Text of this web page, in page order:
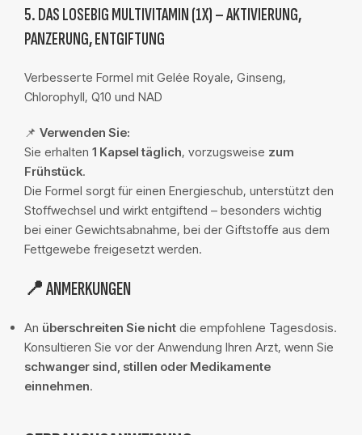
5. DAS LOSEBIG MULTIVITAMIN (1X) – AKTIVIERUNG,
PANZERUNG, ENTGIFTUNG
Verbesserte Formel mit Gelée Royale, Ginseng,
Chlorophyll, Q10 und NAD
📌 Verwenden Sie:
Sie erhalten 1 Kapsel täglich, vorzugsweise zum
Frühstück.
Die Formel sorgt für einen Energieschub, unterstützt den
Stoffwechsel und wirkt entgiftend – besonders wichtig
bei einer Gewichtsabnahme, bei der Giftstoffe aus dem
Fettgewebe freigesetzt werden.
📍 ANMERKUNGEN
An überschreiten Sie nicht die empfohlene Tagesdosis.
Konsultieren Sie vor der Anwendung Ihren Arzt, wenn Sie
schwanger sind, stillen oder Medikamente
einnehmen.